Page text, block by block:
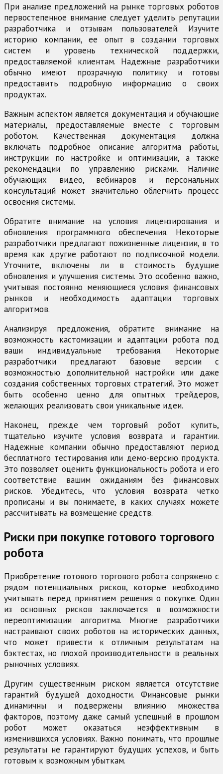
При анализе предложений на рынке торговых роботов
первостепенное внимание следует уделить репутации
разработчика и отзывам пользователей. Изучите
историю компании, ее опыт в создании торговых
систем и уровень технической поддержки,
предоставляемой клиентам. Надежные разработчики
обычно имеют прозрачную политику и готовы
предоставить подробную информацию о своих
продуктах.
Важным аспектом является документация и обучающие
материалы, предоставляемые вместе с торговым
роботом. Качественная документация должна
включать подробное описание алгоритма работы,
инструкции по настройке и оптимизации, а также
рекомендации по управлению рисками. Наличие
обучающих видео, вебинаров и персональных
консультаций может значительно облегчить процесс
освоения системы.
Обратите внимание на условия лицензирования и
обновления программного обеспечения. Некоторые
разработчики предлагают пожизненные лицензии, в то
время как другие работают по подписочной модели.
Уточните, включены ли в стоимость будущие
обновления и улучшения системы. Это особенно важно,
учитывая постоянно меняющиеся условия финансовых
рынков и необходимость адаптации торговых
алгоритмов.
Анализируя предложения, обратите внимание на
возможность кастомизации и адаптации робота под
ваши индивидуальные требования. Некоторые
разработчики предлагают базовые версии с
возможностью дополнительной настройки или даже
создания собственных торговых стратегий. Это может
быть особенно ценно для опытных трейдеров,
желающих реализовать свои уникальные идеи.
Наконец, прежде чем торговый робот купить,
тщательно изучите условия возврата и гарантии.
Надежные компании обычно предоставляют период
бесплатного тестирования или демо-версию продукта.
Это позволяет оценить функциональность робота и его
соответствие вашим ожиданиям без финансовых
рисков. Убедитесь, что условия возврата четко
прописаны и вы понимаете, в каких случаях можете
рассчитывать на возмещение средств.
Риски при покупке готового торгового
робота
Приобретение готового торгового робота сопряжено с
рядом потенциальных рисков, которые необходимо
учитывать перед принятием решения о покупке. Один
из основных рисков заключается в возможности
переоптимизации алгоритма. Многие разработчики
настраивают своих роботов на исторических данных,
что может привести к отличным результатам на
бэктестах, но плохой производительности в реальных
рыночных условиях.
Другим существенным риском является отсутствие
гарантий будущей доходности. Финансовые рынки
динамичны и подвержены влиянию множества
факторов, поэтому даже самый успешный в прошлом
робот может оказаться неэффективным в
изменившихся условиях. Важно понимать, что прошлые
результаты не гарантируют будущих успехов, и быть
готовым к возможным убыткам.